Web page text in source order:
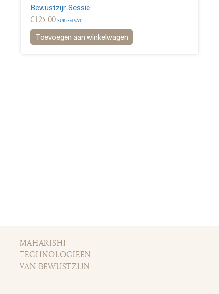
Bewustzijn Sessie
€125.00 EUR incl VAT
Toevoegen aan winkelwagen
MAHARISHI
TECHNOLOGIEËN
VAN BEWUSTZIJN